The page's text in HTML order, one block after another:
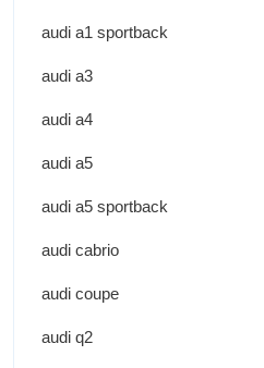
audi a1 sportback
audi a3
audi a4
audi a5
audi a5 sportback
audi cabrio
audi coupe
audi q2